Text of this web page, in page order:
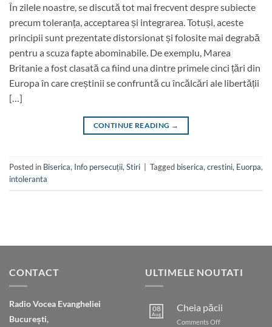
În zilele noastre, se discută tot mai frecvent despre subiecte
precum toleranța, acceptarea și integrarea. Totuși, aceste
principii sunt prezentate distorsionat și folosite mai degrabă
pentru a scuza fapte abominabile. De exemplu, Marea
Britanie a fost clasată ca fiind una dintre primele cinci țări din
Europa în care creștinii se confruntă cu încălcări ale libertății
[…]
CONTINUE READING →
Posted in Biserica, Info persecuții,Stiri Tagged biserica,crestini, Euorpa,
intoleranta
CONTACT
Radio Vocea Evangheliei
București,
ULTIMELE NOUTATI
08
Aug
Cheia păcii
Comments Offon